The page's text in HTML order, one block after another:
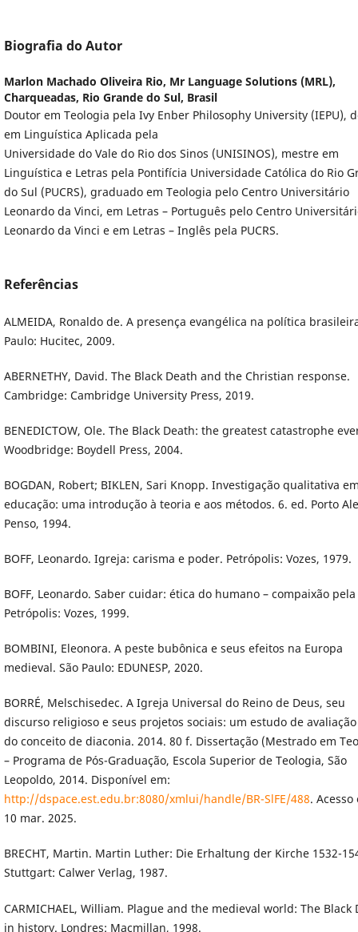
Biografia do Autor
Marlon Machado Oliveira Rio, Mr Language Solutions (MRL),
Charqueadas, Rio Grande do Sul, Brasil
Doutor em Teologia pela Ivy Enber Philosophy University (IEPU),
em Linguística Aplicada pela
Universidade do Vale do Rio dos Sinos (UNISINOS), mestre em
Linguística e Letras pela Pontifícia Universidade Católica do Rio
do Sul (PUCRS), graduado em Teologia pelo Centro Universitário
Leonardo da Vinci, em Letras – Português pelo Centro
Leonardo da Vinci e em Letras – Inglês pela PUCRS.
Referências
ALMEIDA, Ronaldo de. A presença evangélica na política
Paulo: Hucitec, 2009.
ABERNETHY, David. The Black Death and the Christian response.
Cambridge: Cambridge University Press, 2019.
BENEDICTOW, Ole. The Black Death: the greatest catastrophe
Woodbridge: Boydell Press, 2004.
BOGDAN, Robert; BIKLEN, Sari Knopp. Investigação qualitativa
educação: uma introdução à teoria e aos métodos. 6. ed. Porto
Penso, 1994.
BOFF, Leonardo. Igreja: carisma e poder. Petrópolis: Vozes, 1979.
BOFF, Leonardo. Saber cuidar: ética do humano – compaixão
Petrópolis: Vozes, 1999.
BOMBINI, Eleonora. A peste bubônica e seus efeitos na Europa
medieval. São Paulo: EDUNESP, 2020.
BORRÉ, Melschisedec. A Igreja Universal do Reino de Deus, seu
discurso religioso e seus projetos sociais: um estudo de
do conceito de diaconia. 2014. 80 f. Dissertação (Mestrado em
– Programa de Pós-Graduação, Escola Superior de Teologia, São
Leopoldo, 2014. Disponível em:
http://dspace.est.edu.br:8080/xmlui/handle/BR-SlFE/488. Acesso
10 mar. 2025.
BRECHT, Martin. Martin Luther: Die Erhaltung der Kirche 1532-
Stuttgart: Calwer Verlag, 1987.
CARMICHAEL, William. Plague and the medieval world: The Black
in history. Londres: Macmillan, 1998.